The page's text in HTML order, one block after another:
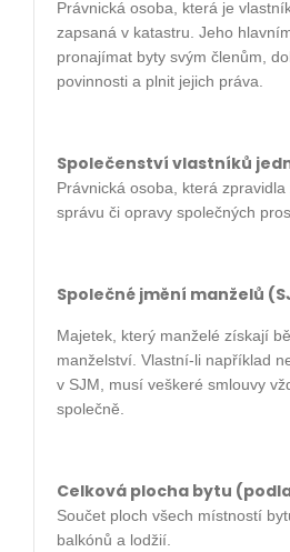
Právnická osoba, která je
zapsaná v katastru. Jeho
pronajímat byty svým členům,
povinnosti a plnit jejich práva.
Společenství vlastníků
Právnická osoba, která zpravidla
správu či opravy společných
Společné jmění manželů
Majetek, který manželé získají
manželství. Vlastní-li například
v SJM, musí veškeré smlouvy
společně.
Celková plocha bytu
Součet ploch všech místností
balkónů a lodžií.